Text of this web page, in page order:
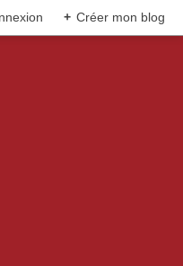
+ Créer mon blog